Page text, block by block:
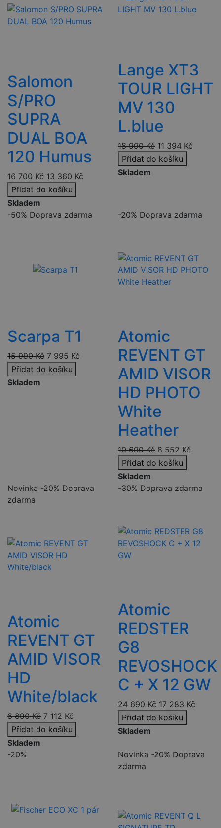
Salomon
S/PRO
SUPRA
DUAL BOA
120 Humus
16 700Kč 13 360 Kč
Přidat do košíku
Skladem
Lange XT3
TOUR LIGHT
MV 130
L.blue
18 990Kč 11 394 Kč
Přidat do košíku
Skladem
-50% Doprava zdarma
Scarpa T1
15 990Kč 7 995 Kč
Přidat do košíku
Skladem
-20% Doprava zdarma
Atomic
REVENT GT
AMID VISOR
HD PHOTO
White
Heather
10 690Kč 8 552 Kč
Přidat do košíku
Skladem
Novinka -20% Doprava
zdarma
Atomic
REVENT GT
AMID VISOR
HD
White/black
8 890Kč 7 112 Kč
Přidat do košíku
Skladem
-30% Doprava zdarma
Atomic
REDSTER
G8
REVOSHOCK
C + X 12 GW
24 690Kč 17 283 Kč
Přidat do košíku
Skladem
-20% Novinka -20% Doprava
zdarma